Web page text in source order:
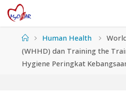
Skip
contentHomeHuman Health
(WHHD) dan Training the
Hygiene Peringkat